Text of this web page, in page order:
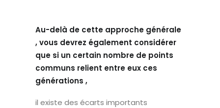
Au-delà de cette approche générale
, vous devrez également considérer
que si un certain nombre de points
communs relient entre eux ces
générations ,
il existe des écarts importants